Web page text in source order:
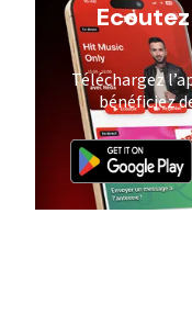
Téléchargez
bénéficiez